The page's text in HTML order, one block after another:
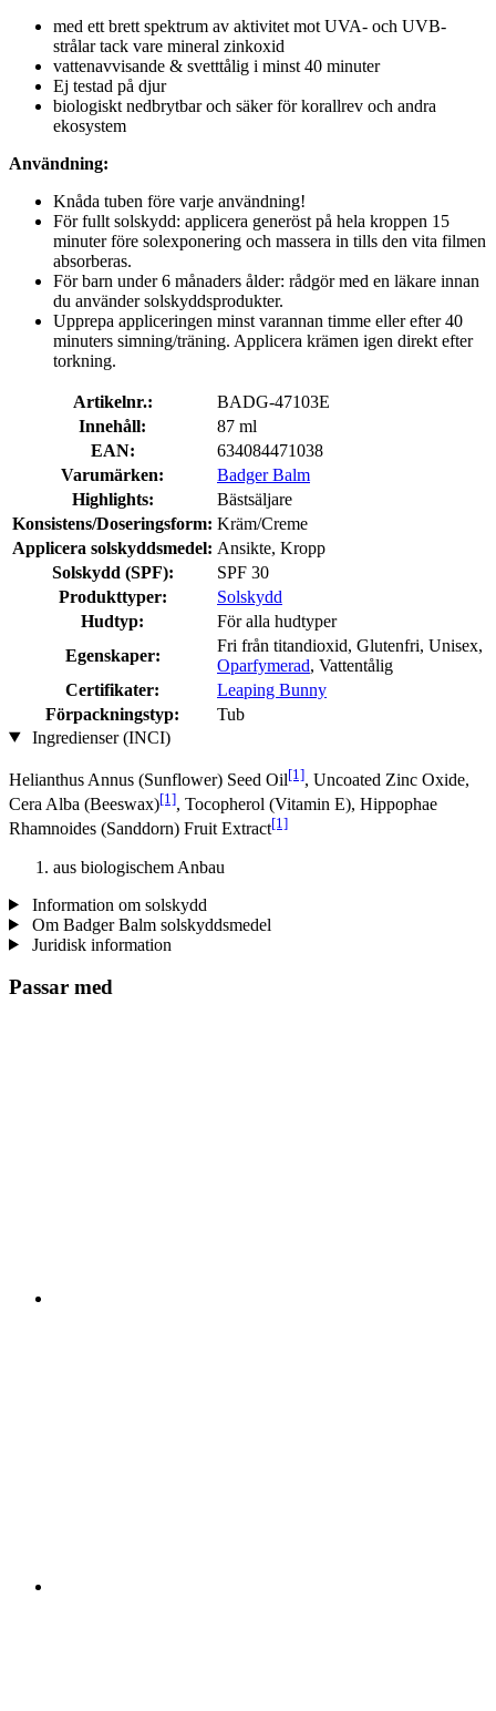
med ett brett spektrum av aktivitet mot UVA- och UVB-
strålar tack vare mineral zinkoxid
vattenavvisande & svetttålig i minst 40 minuter
Ej testad på djur
biologiskt nedbrytbar och säker för korallrev och andra
ekosystem
Användning:
Knåda tuben före varje användning!
För fullt solskydd: applicera generöst på hela kroppen 15
minuter före solexponering och massera in tills den vita filmen
absorberas.
För barn under 6 månaders ålder: rådgör med en läkare innan
du använder solskyddsprodukter.
Upprepa appliceringen minst varannan timme eller efter 40
minuters simning/träning. Applicera krämen igen direkt efter
torkning.
Artikelnr.:
BADG-47103E
Innehåll:
87 ml
EAN:
634084471038
Varumärken:
Badger Balm
Highlights:
Bästsäljare
Konsistens/Doseringsform: Kräm/Creme
Applicera solskyddsmedel: Ansikte, Kropp
Solskydd (SPF):
SPF 30
Produkttyper:
Solskydd
Hudtyp:
För alla hudtyper
Egenskaper:
Fri från titandioxid, Glutenfri, Unisex,
Oparfymerad, Vattentålig
Certifikater:
Leaping Bunny
Förpackningstyp:
Tub
Ingredienser (INCI)
Helianthus Annus (Sunflower) Seed Oil[1], Uncoated Zinc Oxide,
Cera Alba (Beeswax)[1], Tocopherol (Vitamin E), Hippophae
Rhamnoides (Sanddorn) Fruit Extract[1]
aus biologischem Anbau
Information om solskydd
Om Badger Balm solskyddsmedel
Juridisk information
Passar med